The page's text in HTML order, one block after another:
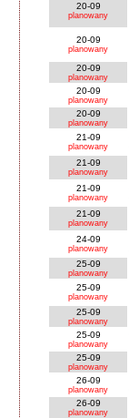
20-09
planowany
20-09
planowany
20-09
planowany
20-09
planowany
20-09
planowany
21-09
planowany
21-09
planowany
21-09
planowany
21-09
planowany
24-09
planowany
25-09
planowany
25-09
planowany
25-09
planowany
25-09
planowany
25-09
planowany
26-09
planowany
26-09
planowany